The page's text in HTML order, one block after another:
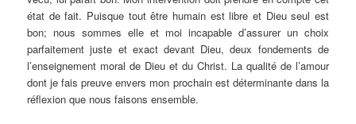
état de fait. Puisque tout être humain est libre et Dieu seul est
bon; nous sommes elle et moi incapable d’assurer un choix
parfaitement juste et exact devant Dieu, deux fondements de
l’enseignement moral de Dieu et du Christ. La qualité de l’amour
dont je fais preuve envers mon prochain est déterminante dans la
réflexion que nous faisons ensemble.